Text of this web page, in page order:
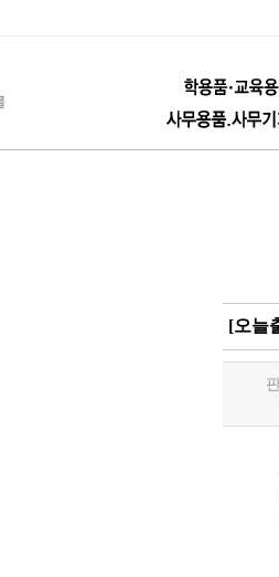
[오늘